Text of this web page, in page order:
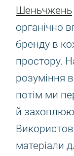
Шеньчжень
органічно
бренду в
простору.
розуміння
потім ми
й
матеріали